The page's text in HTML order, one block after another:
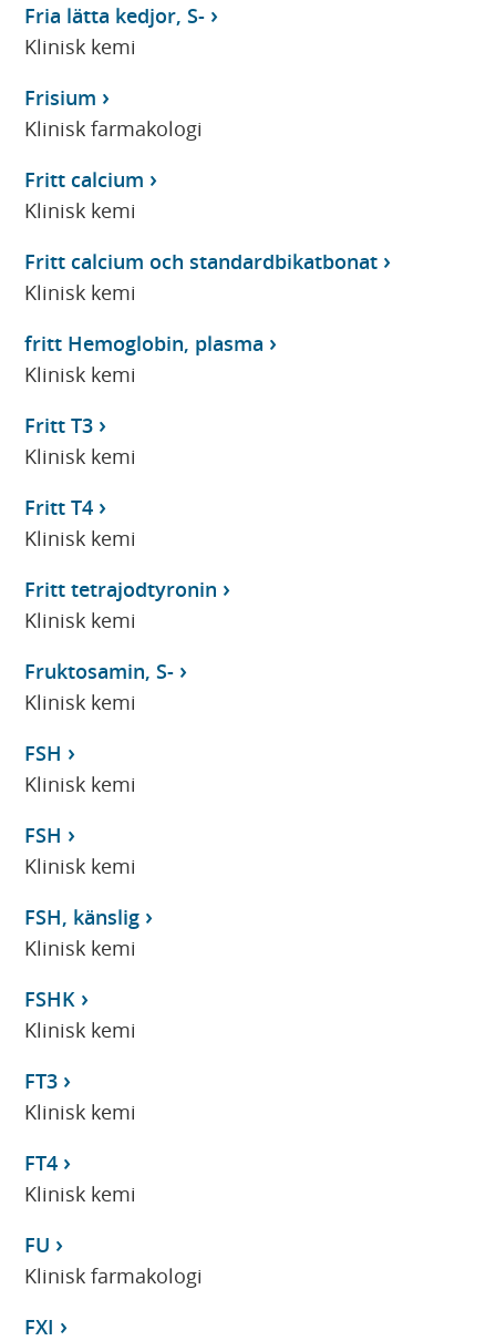
Fria lätta kedjor, S-
Klinisk kemi
Frisium
Klinisk farmakologi
Fritt calcium
Klinisk kemi
Fritt calcium och standardbikatbonat
Klinisk kemi
fritt Hemoglobin, plasma
Klinisk kemi
Fritt T3
Klinisk kemi
Fritt T4
Klinisk kemi
Fritt tetrajodtyronin
Klinisk kemi
Fruktosamin, S-
Klinisk kemi
FSH
Klinisk kemi
FSH
Klinisk kemi
FSH, känslig
Klinisk kemi
FSHK
Klinisk kemi
FT3
Klinisk kemi
FT4
Klinisk kemi
FU
Klinisk farmakologi
FXI